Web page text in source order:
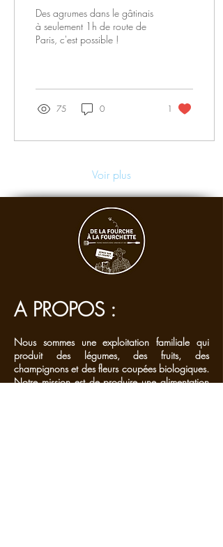
Des agrumes dans le gâtinais
à seulement 1h de route de
Paris, c'est possible !
75 0 1
Voir plus
A PROPOS :
Nous sommes une exploitation familiale qui
produit des légumes, des fruits, des
champignons et des fleurs coupées biologiques.
Notre mission est de produire une alimentation